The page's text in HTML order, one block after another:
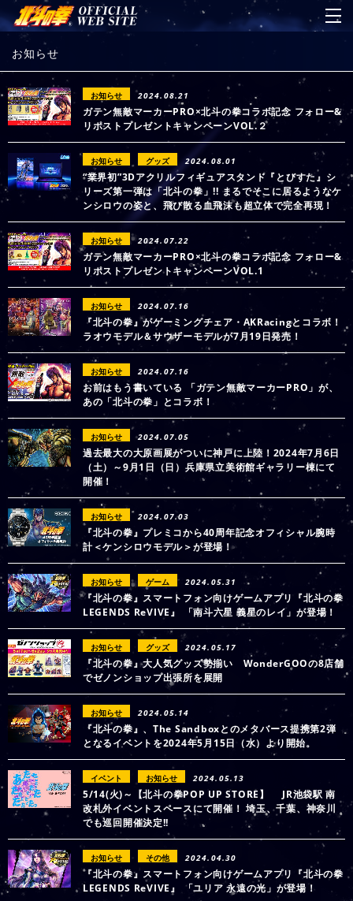
お知らせ
お知らせ 2024.08.21
ガテン無敵マーカーPRO×北斗の拳コラボ記念 フォロー&
リポストプレゼントキャンペーンVOL.２
お知らせ グッズ 2024.08.01
“業界初”3Dアクリルフィギュアスタンド『とびすた』シ
リーズ第一弾は「北斗の拳」!! まるでそこに居るようなケ
ンシロウの姿と、飛び散る血飛沫も超立体で完全再現！
お知らせ 2024.07.22
ガテン無敵マーカーPRO×北斗の拳コラボ記念 フォロー&
リポストプレゼントキャンペーンVOL.1
お知らせ 2024.07.16
『北斗の拳』がゲーミングチェア・AKRacingとコラボ！
ラオウモデル＆サウザーモデルが7月19日発売！
お知らせ 2024.07.16
お前はもう書いている 「ガテン無敵マーカーPRO」が、
あの「北斗の拳」とコラボ！
お知らせ 2024.07.05
過去最大の大原画展がついに神戸に上陸！2024年7月6日
（土）～9月1日（日）兵庫県立美術館ギャラリー棟にて
開催！
お知らせ 2024.07.03
『北斗の拳』プレミコから40周年記念オフィシャル腕時
計＜ケンシロウモデル＞が登場！
お知らせ ゲーム 2024.05.31
『北斗の拳』スマートフォン向けゲームアプリ『北斗の拳
LEGENDS ReVIVE』 「南斗六星 義星のレイ」が登場！
お知らせ グッズ 2024.05.17
『北斗の拳』大人気グッズ勢揃い WonderGOOの8店舗
でゼノンショップ出張所を展開
お知らせ 2024.05.14
『北斗の拳』、The Sandboxとのメタバース提携第2弾
となるイベントを2024年5月15日（水）より開始。
イベント お知らせ 2024.05.13
5/14(火)～【北斗の拳POP UP STORE】 JR池袋駅 南
改札外イベントスペースにて開催！ 埼玉、千葉、神奈川
でも巡回開催決定!!
お知らせ その他 2024.04.30
『北斗の拳』スマートフォン向けゲームアプリ『北斗の拳
LEGENDS ReVIVE』 「ユリア 永遠の光」が登場！